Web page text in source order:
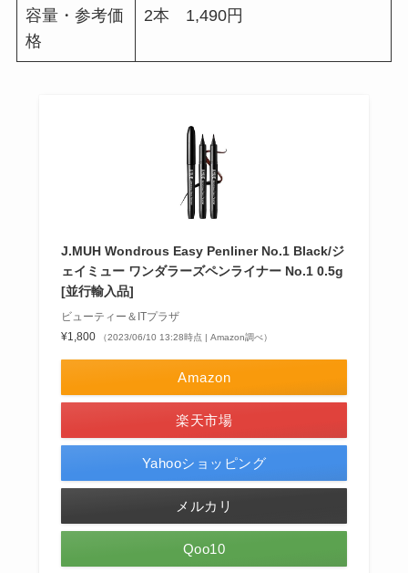
容量・参考価
格
2本 1,490円
J.MUH Wondrous Easy Penliner No.1 Black/ジ
ェイミュー ワンダラーズペンライナー No.1 0.5g
[並行輸入品]
ビューティー＆ITプラザ
¥1,800
（2023/06/10 13:28時点 | Amazon調べ）
Amazon
楽天市場
Yahooショッピング
メルカリ
Qoo10